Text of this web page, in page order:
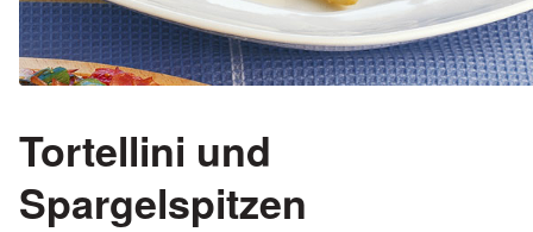
Tortellini und
Spargelspitzen